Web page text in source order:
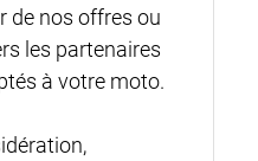
de nos offres ou
les partenaires
à votre moto.